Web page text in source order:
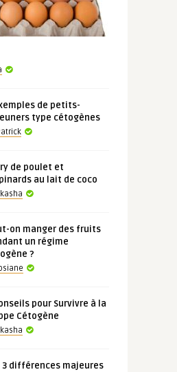
de petits-
type cétogènes
de poulet et
au lait de coco
on manger des fruits
un régime
?
pour Survivre à la
Cétogène
3 différences majeures